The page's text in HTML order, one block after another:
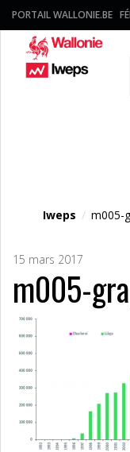
PORTAIL WALLONIE.BE
Iweps / m005-
15 mars 2017
m005-